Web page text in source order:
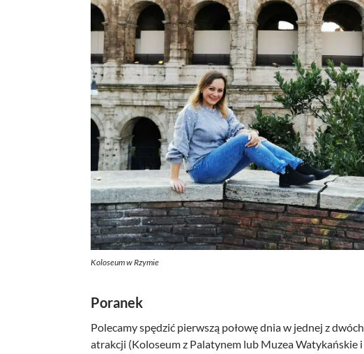
Koloseum w Rzymie
Poranek
Polecamy spędzić pierwszą połowę dnia w jednej z
atrakcji (Koloseum z Palatynem lub Muzea Watykańskie